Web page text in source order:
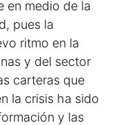
en medio de la
pues la
ritmo en la
y del sector
carteras que
la crisis ha sido
y las